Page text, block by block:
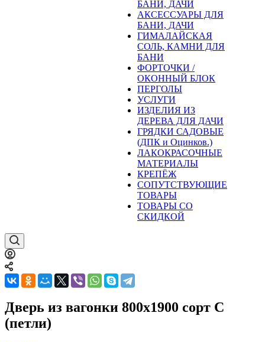
БАНИ, ДАЧИ
АКСЕССУАРЫ ДЛЯ
БАНИ, ДАЧИ
ГИМАЛАЙСКАЯ
СОЛЬ, КАМНИ ДЛЯ
БАНИ
ФОРТОЧКИ /
ОКОННЫЙ БЛОК
ПЕРГОЛЫ
УСЛУГИ
ИЗДЕЛИЯ ИЗ
ДЕРЕВА ДЛЯ ДАЧИ
ГРЯДКИ САДОВЫЕ
(ДПК и Оцинков.)
ЛАКОКРАСОЧНЫЕ
МАТЕРИАЛЫ
КРЕПЁЖ
СОПУТСТВУЮЩИЕ
ТОВАРЫ
ТОВАРЫ СО
СКИДКОЙ
Дверь из вагонки 800х1900 сорт С
(петли)